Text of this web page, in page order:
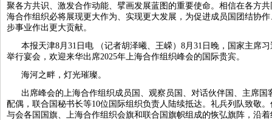
聚各方共识、激发合作动能、擘画发展蓝图的重要使命。相信在各方
海合作组织必将展现更大作为、实现更大发展，为促进成员国团结协
步事业作出更大贡献。
本报天津8月31日电 （记者胡泽曦、王嵘）8月31日晚，国家主席
举行宴会，欢迎来华出席2025年上海合作组织峰会的国际贵宾。
海河之畔，灯光璀璨。
出席峰会的上海合作组织成员国、观察员国、对话伙伴国、主席
配偶，联合国秘书长等10位国际组织负责人陆续抵达。礼兵列队致敬
与会各国国旗、上海合作组织会旗和联合国旗帜组成的恢弘旗阵，沿